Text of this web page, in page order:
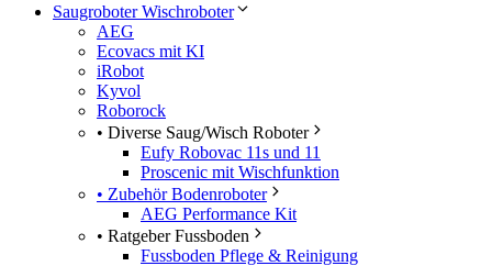
Saugroboter Wischroboter
AEG
Ecovacs mit KI
iRobot
Kyvol
Roborock
• Diverse Saug/Wisch Roboter
Eufy Robovac 11s und 11
Proscenic mit Wischfunktion
• Zubehör Bodenroboter
AEG Performance Kit
• Ratgeber Fussboden
Fussboden Pflege & Reinigung